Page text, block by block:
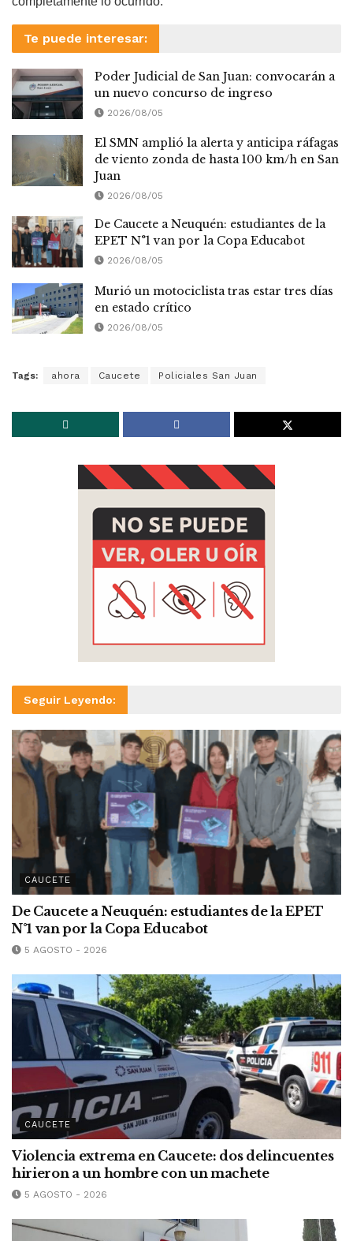
Te puede interesar:
Poder Judicial de San Juan: convocarán a
un nuevo concurso de ingreso
2026/08/05
El SMN amplió la alerta y anticipa ráfagas
de viento zonda de hasta 100 km/h en San
Juan
2026/08/05
De Caucete a Neuquén: estudiantes de la
EPET N°1 van por la Copa Educabot
2026/08/05
Murió un motociclista tras estar tres días
en estado crítico
2026/08/05
Tags: ahora Caucete Policiales San Juan
Seguir Leyendo:
CAUCETE
De Caucete a Neuquén: estudiantes de la EPET
N°1 van por la Copa Educabot
5 AGOSTO - 2026
CAUCETE
Violencia extrema en Caucete: dos delincuentes
hirieron a un hombre con un machete
5 AGOSTO - 2026